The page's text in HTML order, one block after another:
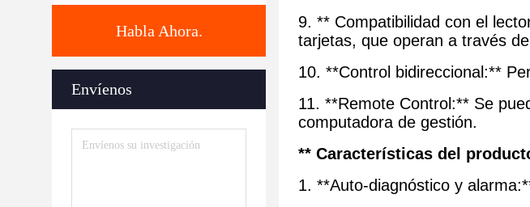
Habla Ahora.
Envíenos
9. ** Compatibilidad con el
tarjetas, que operan a través
10. **Control bidireccional:**
11. **Remote Control:** Se
computadora de gestión.
** Características del
1. **Auto-diagnóstico y